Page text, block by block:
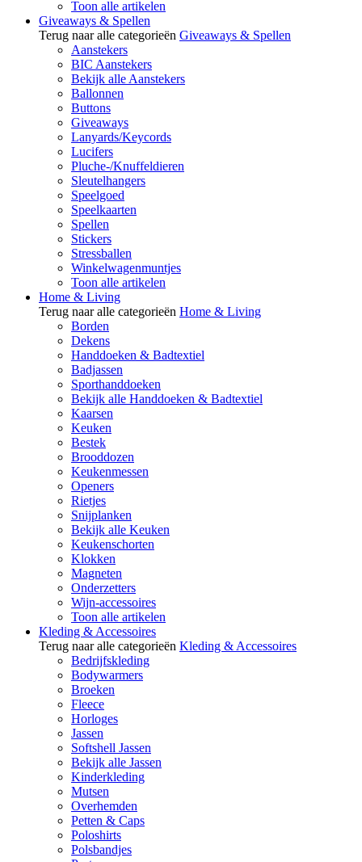
Toon alle artikelen
Giveaways & Spellen
Terug naar alle categorieën Giveaways & Spellen
Aanstekers
BIC Aanstekers
Bekijk alle Aanstekers
Ballonnen
Buttons
Giveaways
Lanyards/Keycords
Lucifers
Pluche-/Knuffeldieren
Sleutelhangers
Speelgoed
Speelkaarten
Spellen
Stickers
Stressballen
Winkelwagenmuntjes
Toon alle artikelen
Home & Living
Terug naar alle categorieën Home & Living
Borden
Dekens
Handdoeken & Badtextiel
Badjassen
Sporthanddoeken
Bekijk alle Handdoeken & Badtextiel
Kaarsen
Keuken
Bestek
Brooddozen
Keukenmessen
Openers
Rietjes
Snijplanken
Bekijk alle Keuken
Keukenschorten
Klokken
Magneten
Onderzetters
Wijn-accessoires
Toon alle artikelen
Kleding & Accessoires
Terug naar alle categorieën Kleding & Accessoires
Bedrijfskleding
Bodywarmers
Broeken
Fleece
Horloges
Jassen
Softshell Jassen
Bekijk alle Jassen
Kinderkleding
Mutsen
Overhemden
Petten & Caps
Poloshirts
Polsbandjes